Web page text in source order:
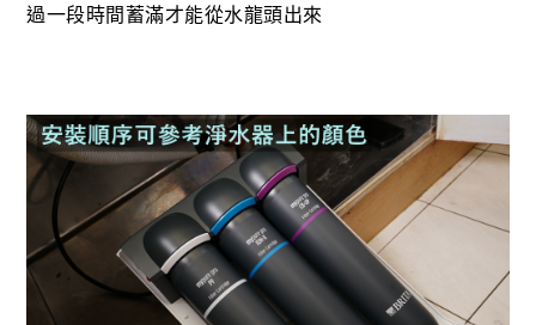
過一段時間蓄滿才能從水龍頭出來